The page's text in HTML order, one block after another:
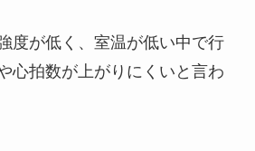
度が低く、室温が低い中で行
心拍数が上がりにくいと言わ